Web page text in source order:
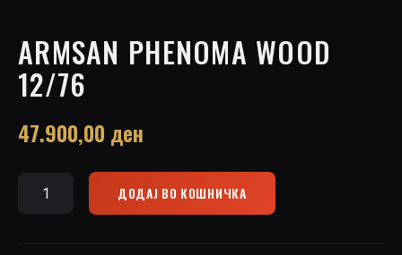
ARMSAN PHENOMA WOOD
12/76
47.900,00 ден
Armsan
ДОДАЈ ВО КОШНИЧКА